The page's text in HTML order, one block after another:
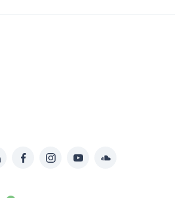
LinkedInFacebookInstagramYouTubeSoundcloud